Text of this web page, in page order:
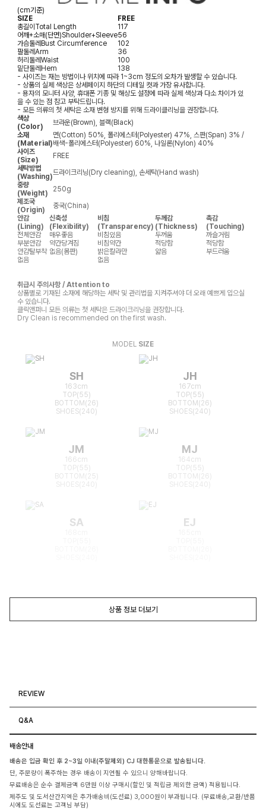
(cm기준)
SIZE
FREE
총길이Total Length
117
어깨+소매(단면)Shoulder+Sleeve56
가슴둘레Bust Circumference
102
팔둘레Arm
36
허리둘레Waist
100
밑단둘레Hem
138
- 사이즈는 재는 방법이나 위치에 따라 1~3cm 정도의 오차가 발생할 수 있습니다.
- 상품의 실제 색상은 상세페이지 하단의 디테일 컷과 가장 유사합니다.
- 용자의 모니터 사양, 휴대폰 기종 및 해상도 설정에 따라 실제 색상과 다소 차이가 있
을 수 있는 점 참고 부탁드립니다.
- 모든 의류의 첫 세탁은 소재 변형 방지를 위해 드라이클리닝을 권장합니다.
색상
(Color)
브라운(Brown), 블랙(Black)
소재
(Material)
면(Cotton) 50%, 폴리에스터(Polyester) 47%, 스판(Span) 3% /
배색-폴리에스터(Polyester) 60%, 나일론(Nylon) 40%
사이즈
(Size)
FREE
세탁방법
(Washing)드라이크리닝(Dry cleaning), 손세탁(Hand wash)
중량
(Weight)
250g
제조국
(Origin)
중국(China)
안감
(Lining)
신축성
(Flexibility)
비침
(Transparency)
두께감
(Thickness)
촉감
(Touching)
전체안감
매우좋음 비침있음 두꺼움
까슬거림
부분안감
약간당겨짐 비침약간 적당함
적당함
안감탈부착 없음(몸판) 밝은칼라만 얇음
부드러움
없음
없음
취급시 주의사항 / Attention to
상품별로 기재된 소재에 해당하는 세탁 및 관리법을 지켜주셔야 더 오래 예쁘게 입으실
수 있습니다.
클릭앤퍼니 모든 의류는 첫 세탁은 드라이크리닝을 권장합니다.
Dry Clean is recommended on the first wash.
MODEL SIZE
SH
163cm
TOP(55)
BOTTOM(26)
SHOES(240)
JH
167cm
TOP(55)
BOTTOM(26)
SHOES(240)
JM
166cm
TOP(55)
BOTTOM(25)
MJ
164cm
TOP(55)
BOTTOM(26)
SA EJ
상품 정보 더보기
REVIEW
Q&A
배송안내
배송은 입금 확인 후 2~3일 이내(주말제외) CJ 대한통운으로 발송됩니다.
단, 주문량이 폭주하는 경우 배송이 지연될 수 있으니 양해바랍니다.
무료배송은 순수 결제금액 6만원 이상 구매시(할인 및 적립금 제외한 금액) 적용됩니다.
제주도 및 도서산간지역은 추가배송비(도선료) 3,000원이 부과됩니다. (무료배송,교환/반품
시에도 도선료는 고객님 부담)